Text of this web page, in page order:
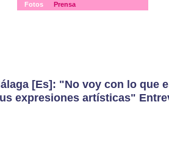
Fotos
Prensa
[Es]: "No voy con lo que
expresiones artísticas"